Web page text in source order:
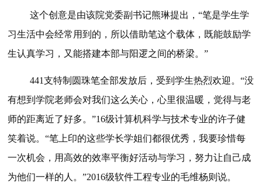
这个创意是由该院党委副书记熊琳提出，“笔是学生学
习生活中会经常用到的，所以借助笔这个载体，既能鼓励学
生认真学习，又能搭建本部与阳逻之间的桥梁。”
441支特制圆珠笔全部发放后，受到学生热烈欢迎。“没
有想到学院老师会对我们这么关心，心里很温暖，觉得与老
师的距离近了好多。”16级计算机科学与技术专业的许子健
笑着说。“笔上印的这些学长学姐们都很优秀，我要珍惜每
一次机会，用高效的效率平衡好活动与学习，努力让自己成
为他们一样的人。”2016级软件工程专业的毛维杨则说。